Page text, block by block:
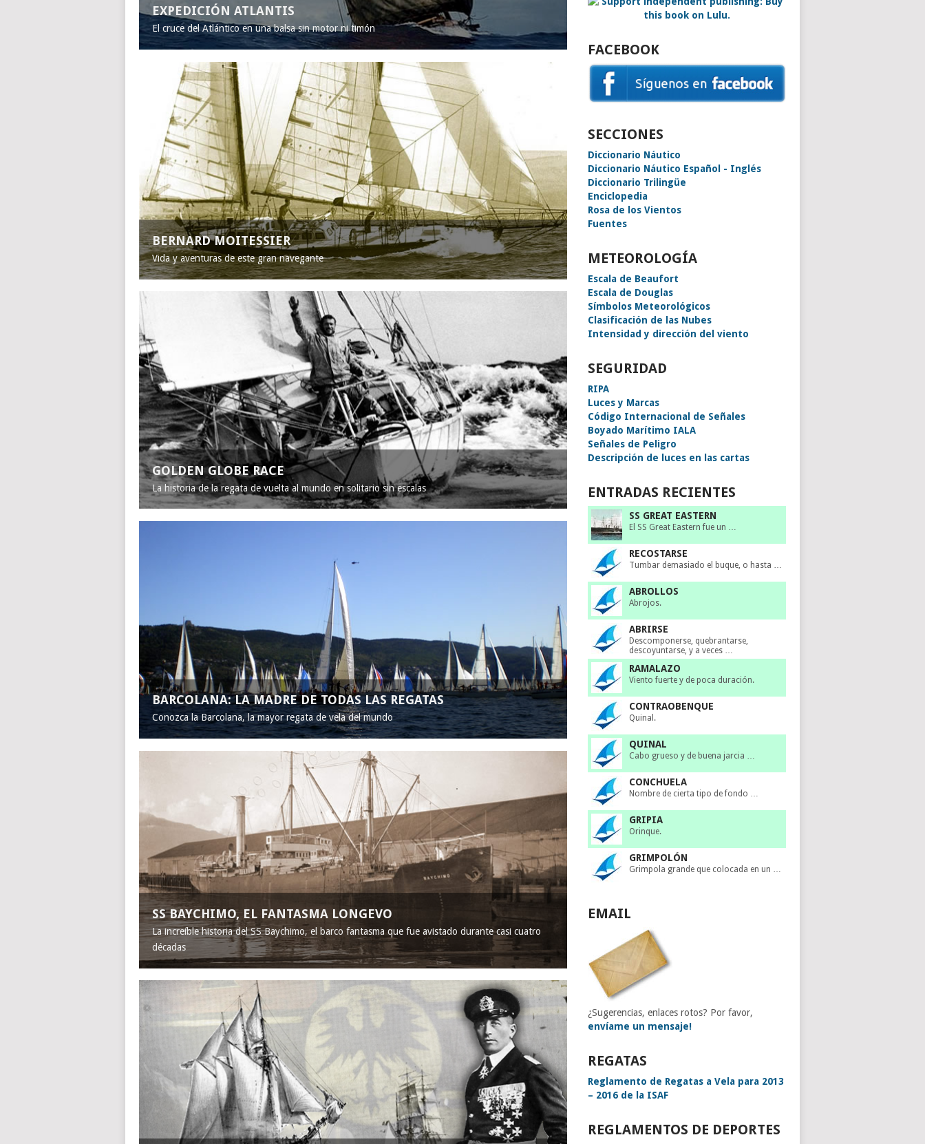
EXPEDICIÓN ATLANTIS
El cruce del Atlántico en una balsa sin motor ni timón
BERNARD MOITESSIER
Vida y aventuras de este gran navegante
GOLDEN GLOBE RACE
La historia de la regata de vuelta al mundo en solitario sin escalas
BARCOLANA: LA MADRE DE TODAS LAS REGATAS
Conozca la Barcolana, la mayor regata de vela del mundo
SS BAYCHIMO, EL FANTASMA LONGEVO
La increíble historia del SS Baychimo, el barco fantasma que fue avistado durante casi cuatro
décadas
FACEBOOK
SECCIONES
Diccionario Náutico
Diccionario Náutico Español - Inglés
Diccionario Trilingüe
Enciclopedia
Rosa de los Vientos
Fuentes
METEOROLOGÍA
Escala de Beaufort
Escala de Douglas
Símbolos Meteorológicos
Clasificación de las Nubes
Intensidad y dirección del viento
SEGURIDAD
RIPA
Luces y Marcas
Código Internacional de Señales
Boyado Marítimo IALA
Señales de Peligro
Descripción de luces en las cartas
ENTRADAS RECIENTES
SS GREAT EASTERN
El SS Great Eastern fue un …
RECOSTARSE
Tumbar demasiado el buque, o hasta …
ABROLLOS
Abrojos.
ABRIRSE
Descomponerse, quebrantarse,
descoyuntarse, y a veces …
RAMALAZO
Viento fuerte y de poca duración.
CONTRAOBENQUE
Quinal.
QUINAL
Cabo grueso y de buena jarcia …
CONCHUELA
Nombre de cierta tipo de fondo …
GRIPIA
Orinque.
GRIMPOLÓN
Grimpola grande que colocada en un …
EMAIL
¿Sugerencias, enlaces rotos? Por favor,
envíame un mensaje!
REGATAS
Reglamento de Regatas a Vela para 2013
– 2016 de la ISAF
REGLAMENTOS DE DEPORTES